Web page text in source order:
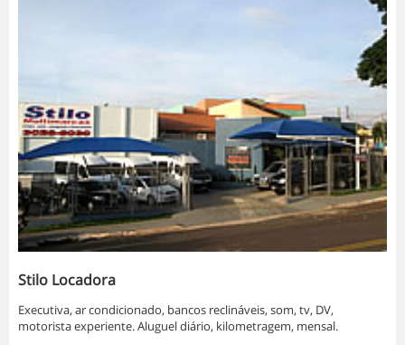
Stilo Locadora
Executiva, ar condicionado, bancos reclináveis, som, tv, DV,
motorista experiente. Aluguel diário, kilometragem, mensal.